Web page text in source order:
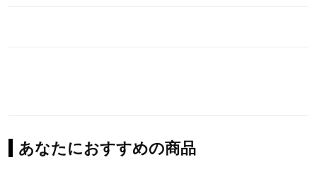
あなたにおすすめの商品